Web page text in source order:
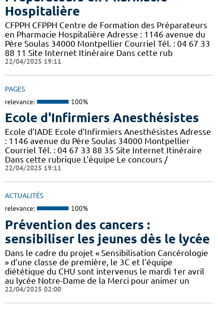
Hospitalière
CFPPH CFPPH Centre de Formation des Préparateurs
en Pharmacie Hospitalière Adresse : 1146 avenue du
Père Soulas 34000 Montpellier Courriel Tél. : 04 67 33
88 11 Site Internet Itinéraire Dans cette rub
22/04/2025 19:11
PAGES
relevance: 100%
Ecole d'Infirmiers Anesthésistes
Ecole d'IADE Ecole d'Infirmiers Anesthésistes Adresse
: 1146 avenue du Père Soulas 34000 Montpellier
Courriel Tél. : 04 67 33 88 35 Site Internet Itinéraire
Dans cette rubrique L'équipe Le concours /
22/04/2025 19:11
ACTUALITÉS
relevance: 100%
Prévention des cancers :
sensibiliser les jeunes dès le lycée
Dans le cadre du projet « Sensibilisation Cancérologie
» d'une classe de première, le 3C et l'équipe
diététique du CHU sont intervenus le mardi 1er avril
au lycée Notre-Dame de la Merci pour animer un
22/04/2025 02:00